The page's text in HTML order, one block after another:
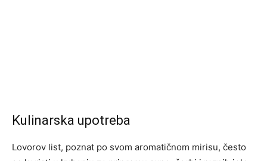
Kulinarska upotreba
Lovorov list, poznat po svom aromatičnom mirisu, često